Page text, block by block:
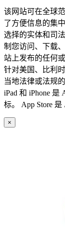
该网站可在全球
了方便信息的集
选择的实体和司
制您访问、下载
站上发布的任何
针对美国、比利
当地法律或法规
iPad 和 iPhone
标。 App Store 是
×